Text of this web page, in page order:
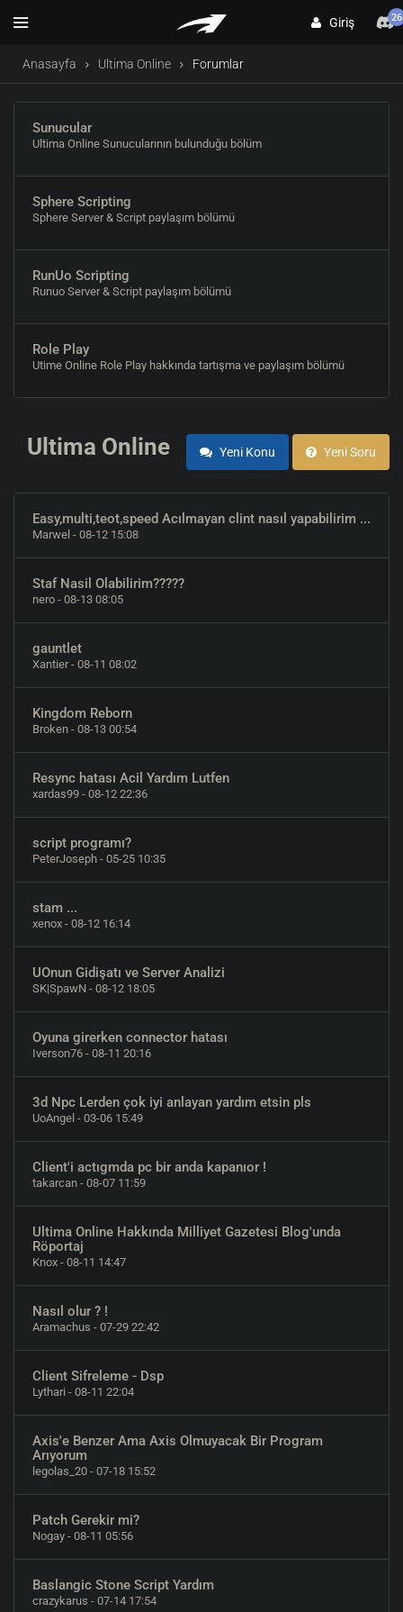
Giriş 26
Anasayfa Ultima Online Forumlar
Sunucular
Ultima Online Sunucularının bulunduğu bölüm
Sphere Scripting
Sphere Server & Script paylaşım bölümü
RunUo Scripting
Runuo Server & Script paylaşım bölümü
Role Play
Utime Online Role Play hakkında tartışma ve paylaşım bölümü
Ultima Online Yeni Konu Yeni Soru
Easy,multi,teot,speed Acılmayan clint nasıl yapabilirim ...
Marwel - 08-12 15:08
Staf Nasil Olabilirim?????
nero - 08-13 08:05
gauntlet
Xantier- 08-11 08:02
Kingdom Reborn
Broken - 08-13 00:54
Resync hatası Acil Yardım Lutfen
xardas99 - 08-12 22:36
script programı?
PeterJoseph - 05-25 10:35
stam ...
xenox - 08-12 16:14
UOnun Gidişatı ve Server Analizi
SK|SpawN - 08-12 18:05
Oyuna girerken connector hatası
Iverson76 - 08-11 20:16
3d Npc Lerden çok iyi anlayan yardım etsin pls
UoAngel - 03-06 15:49
Client'i actıgmda pc bir anda kapanıor !
takarcan - 08-07 11:59
Ultima Online Hakkında Milliyet Gazetesi Blog'unda
Röportaj
Knox - 08-11 14:47
Nasıl olur ? !
Aramachus - 07-29 22:42
Client Sifreleme - Dsp
Lythari - 08-11 22:04
Axis'e Benzer Ama Axis Olmuyacak Bir Program
Arıyorum
legolas_20 - 07-18 15:52
Patch Gerekir mi?
Nogay - 08-11 05:56
Baslangic Stone Script Yardım
crazykarus - 07-14 17:54